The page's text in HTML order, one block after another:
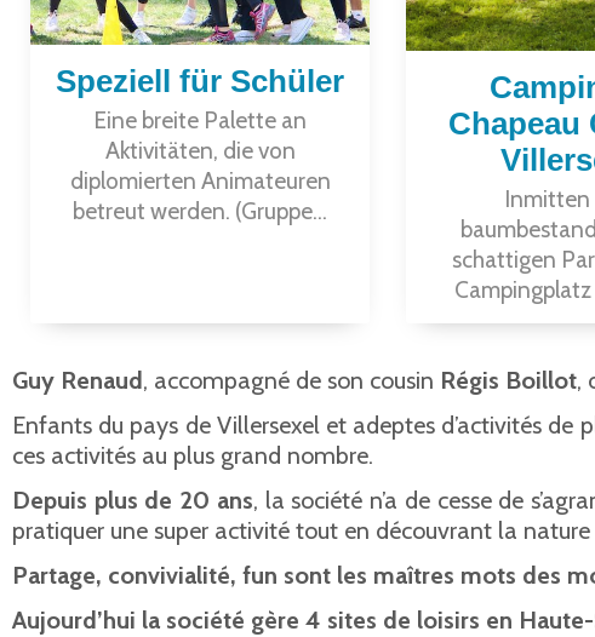
Speziell für Schüler
Eine breite Palette an
Aktivitäten, die von
diplomierten Animateuren
betreut werden. (Gruppe...
Chapeau
Inmitten
schattigen
Campingplatz
Guy Renaud, accompagné de son cousin Régis Boillot,
Enfants du pays de Villersexel et adeptes d’activités
ces activités au plus grand nombre.
Depuis plus de 20 ans, la société n’a de cesse de
pratiquer une super activité tout en découvrant la nature
Partage, convivialité, fun sont les maîtres mots des
Aujourd’hui la société gère 4 sites de loisirs en